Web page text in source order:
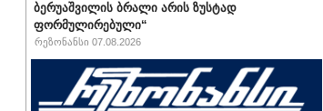
ბერუაშვილის ბრალი არის ზუსტად
ფორმულირებული“
რეზონანსი 07.08.2026